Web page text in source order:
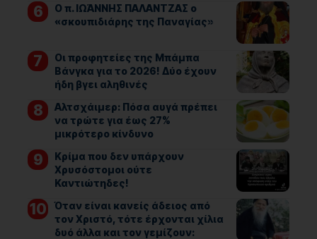
Ο π. ΙΩΆΝΝΗΣ ΠΑΛΑΝΤΖΑΣ ο
«σκουπιδιάρης της Παναγίας»
Οι προφητείες της Μπάμπα
Βάνγκα για το 2026! Δύο έχουν
ήδη βγει αληθινές
Αλτσχάιμερ: Πόσα αυγά πρέπει
να τρώτε για έως 27%
μικρότερο κίνδυνο
Κρίμα που δεν υπάρχουν
Χρυσόστομοι ούτε
Καντιώτηδες!
Όταν είναι κανείς άδειος από
τον Χριστό, τότε έρχονται χίλια
δυό άλλα και τον γεμίζουν: